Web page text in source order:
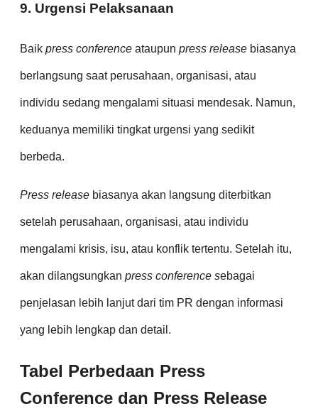
9. Urgensi Pelaksanaan
Baik press conference ataupun press release biasanya
berlangsung saat perusahaan, organisasi, atau
individu sedang mengalami situasi mendesak. Namun,
keduanya memiliki tingkat urgensi yang sedikit
berbeda.
Press release biasanya akan langsung diterbitkan
setelah perusahaan, organisasi, atau individu
mengalami krisis, isu, atau konflik tertentu. Setelah itu,
akan dilangsungkan press conference sebagai
penjelasan lebih lanjut dari tim PR dengan informasi
yang lebih lengkap dan detail.
Tabel Perbedaan Press
Conference dan Press Release